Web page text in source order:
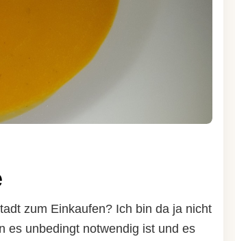
zum Einkaufen? Ich bin da ja nicht
es unbedingt notwendig ist und es